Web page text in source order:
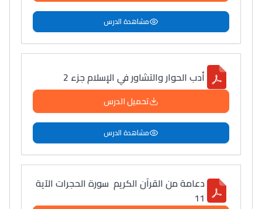
مشاهدة الدرس
أدب الحوار والتشاور في الإسلام جزء 2
تحميل الدرس
مشاهدة الدرس
دعامة من القرآن الكريم سورة الحجرات الآية
11